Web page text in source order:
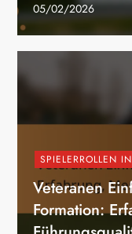
05/02/2026
SPIELERROLLEN
Veteranen
Formation: